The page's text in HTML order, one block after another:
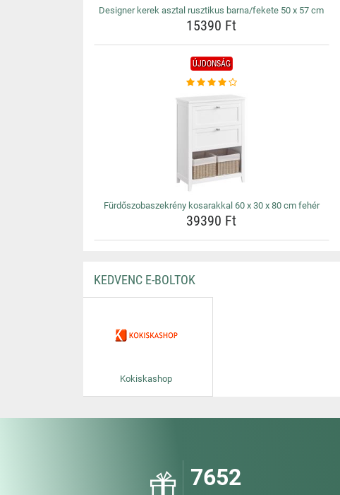
Designer kerek asztal rusztikus barna/fekete 50 x 57 cm
15390 Ft
ÚJDONSÁG
Fürdőszobaszekrény kosarakkal 60 x 30 x 80 cm fehér
39390 Ft
KEDVENC E-BOLTOK
Kokiskashop
7652